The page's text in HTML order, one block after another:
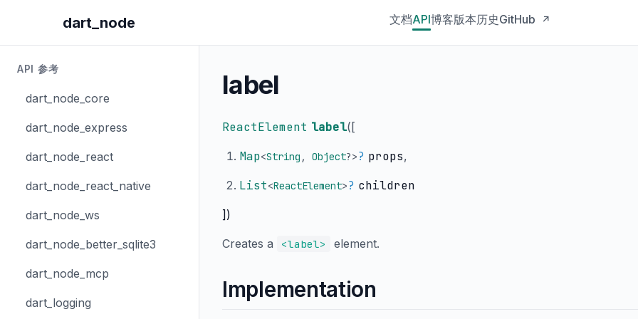
dart_node 文档API博客版本历史GitHub ↗
API 参考
dart_node_core
dart_node_express
dart_node_react
dart_node_react_native
dart_node_ws
dart_node_better_sqlite3
dart_node_mcp
dart_logging
label
ReactElement label( [
Map<String , Object?>? props,
List<ReactElement>? children
])
Creates a <label> element.
Implementation